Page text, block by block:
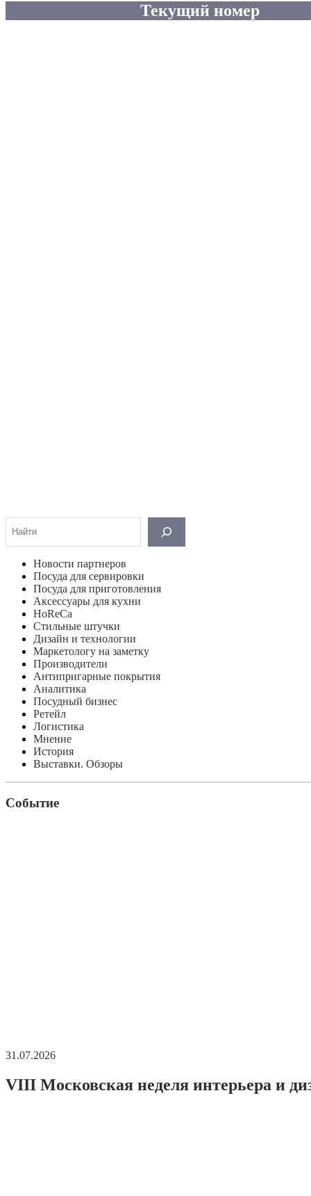
Текущий номер
Новости партнеров
Посуда для сервировки
Посуда для приготовления
Аксессуары для кухни
HoReCa
Стильные штучки
Дизайн и технологии
Маркетологу на заметку
Производители
Антипригарные покрытия
Аналитика
Посудный бизнес
Ретейл
Логистика
Мнение
История
Выставки. Обзоры
Событие
31.07.2026
VIII Московская неделя интерьера и